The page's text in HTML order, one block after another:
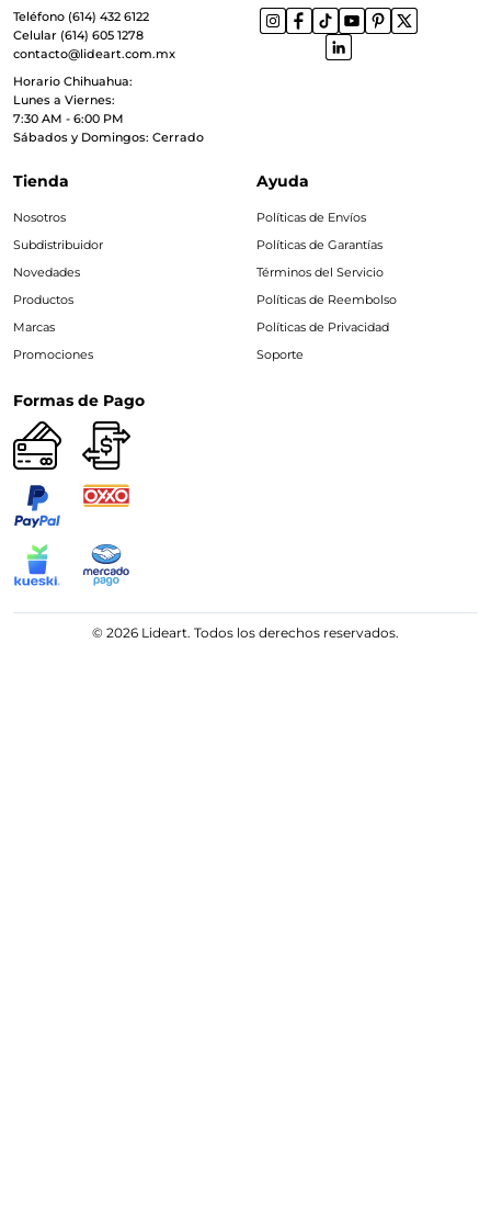
Teléfono (614) 432 6122
Celular (614) 605 1278
contacto@lideart.com.mx
Horario Chihuahua:
Lunes a Viernes:
7:30 AM - 6:00 PM
Sábados y Domingos: Cerrado
Tienda
Nosotros
Subdistribuidor
Novedades
Productos
Marcas
Promociones
Ayuda
Políticas de Envíos
Políticas de Garantías
Términos del Servicio
Políticas de Reembolso
Políticas de Privacidad
Soporte
Formas de Pago
© 2026 Lideart. Todos los derechos reservados.